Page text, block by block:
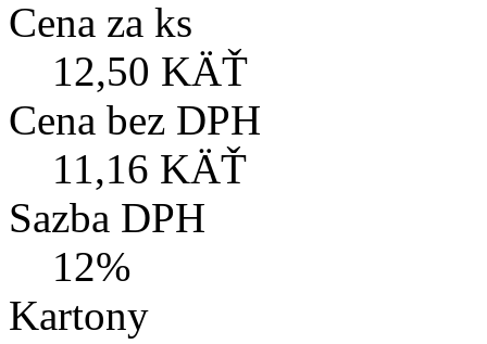
Cena za ks
12,50 KÄŤ
Cena bez DPH
11,16 KÄŤ
Sazba DPH
12%
Kartony